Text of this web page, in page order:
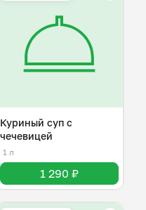
Куриный суп с
чечевицей
1 л
1 290 ₽